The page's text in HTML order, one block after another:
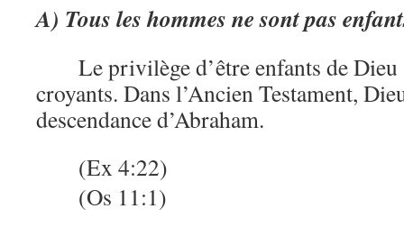
A) Tous les hommes ne sont pas
Le privilège d’être enfants de
croyants. Dans l’Ancien Testament,
descendance d’Abraham.
(Ex 4:22)
(Os 11:1)